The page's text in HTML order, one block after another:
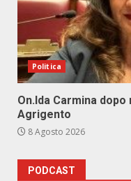
Politica
On.Ida Carmina
Agrigento
8 Agosto 2026
PODCAST